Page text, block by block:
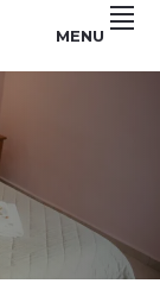
MENU